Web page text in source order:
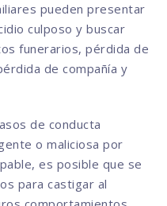
pueden presentar
culposo y buscar
funerarios, pérdida de
de compañía y
de conducta
o maliciosa por
es posible que se
para castigar al